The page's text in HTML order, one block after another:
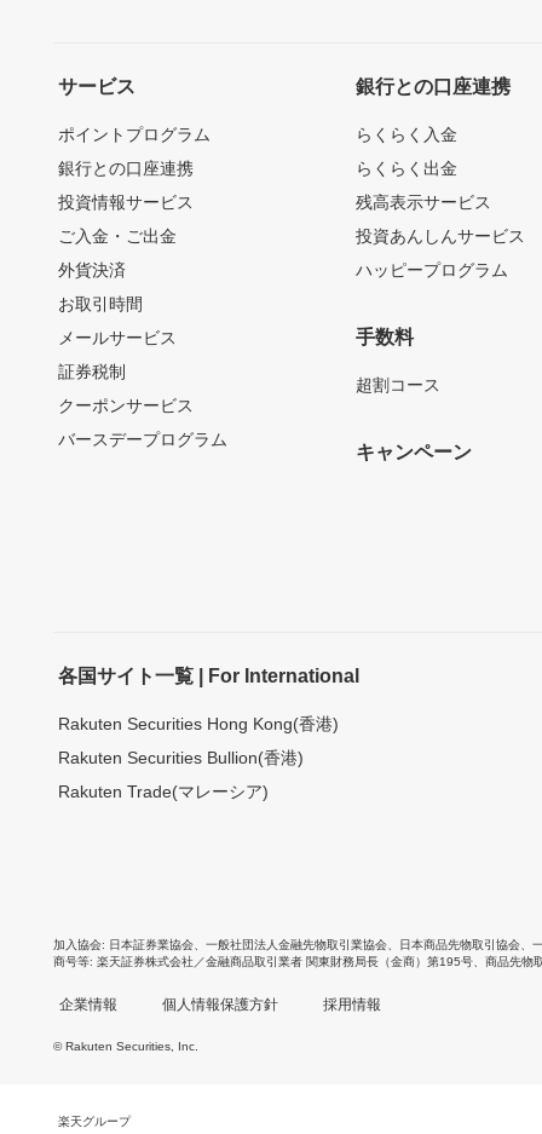
サービス
ポイントプログラム
銀行との口座連携
投資情報サービス
ご入金・ご出金
外貨決済
お取引時間
メールサービス
証券税制
クーポンサービス
バースデープログラム
銀行との口座連携
らくらく入金
らくらく出金
残高表示サービス
投資あんしんサービス
ハッピープログラム
手数料
超割コース
キャンペーン
各国サイト一覧 | For International
Rakuten Securities Hong Kong(香港)
Rakuten Securities Bullion(香港)
Rakuten Trade(マレーシア)
加入協会 日本証券業協会 一般社団法人金融先物取引業協会 日本商品先物取引協会
商号等 楽天証券株式会社／金融商品取引業者 関東財務局長（金商）第195号、商品先物
企業情報 個人情報保護方針 採用情報
© Rakuten Securities, Inc.
楽天グループ